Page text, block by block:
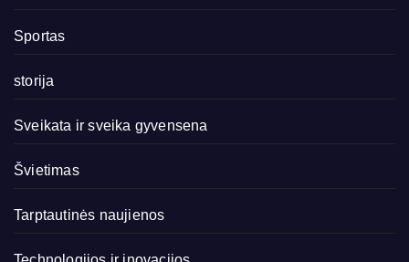
Sportas
storija
Sveikata ir sveika gyvensena
Švietimas
Tarptautinės naujienos